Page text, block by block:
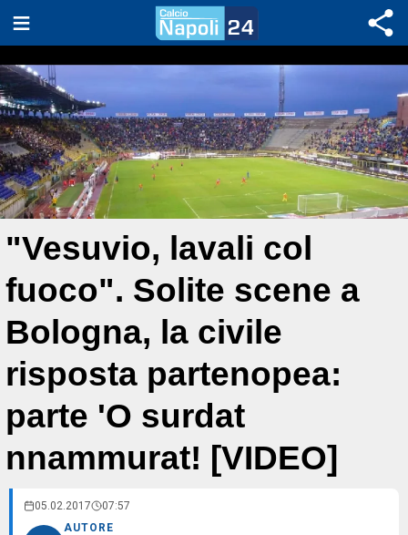
"Vesuvio, lavali col
fuoco". Solite scene a
Bologna, la civile
risposta partenopea:
parte 'O surdat
nnammurat! [VIDEO]
05.02.2017 07:57
AUTORE